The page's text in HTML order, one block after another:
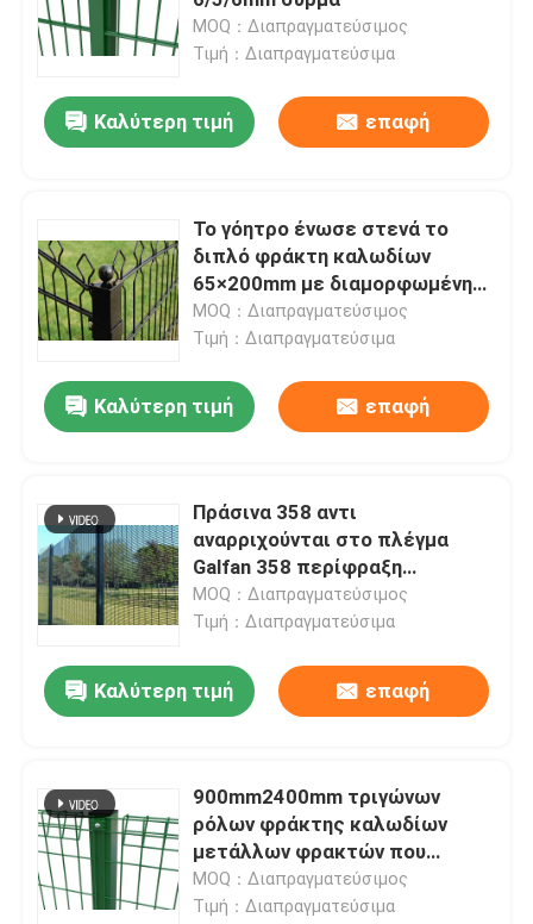
Προϊόντα
Σχετικά με εμάς
MOQ：Διαπραγματεύσιμος
Τιμή：Διαπραγματεύσιμα
Καλύτερη τιμή επαφή
Το γόητρο ένωσε στενά το
διπλό φράκτη καλωδίων
65×200mm με διαμορφωμένη
την πυραμίδα κορυφή
MOQ：Διαπραγματεύσιμος
Τιμή：Διαπραγματεύσιμα
Καλύτερη τιμή επαφή
Πράσινα 358 αντι
αναρριχούνται στο πλέγμα
Galfan 358 περίφραξη
πλέγματος για την υψηλότερου
επιπέδου ασφάλεια
MOQ：Διαπραγματεύσιμος
Τιμή：Διαπραγματεύσιμα
Καλύτερη τιμή επαφή
900mm2400mm τριγώνων
ρόλων φράκτης καλωδίων
μετάλλων φρακτών που
γαλβανίζεται τοπ που ντύνεται
MOQ：Διαπραγματεύσιμος
Τιμή：Διαπραγματεύσιμα